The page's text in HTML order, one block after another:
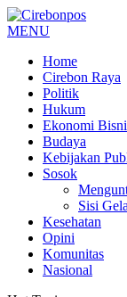
MENU
Home
Cirebon Raya
Politik
Hukum
Ekonomi
Budaya
Kebijakan
Sosok
Sisi
Kesehatan
Opini
Komunitas
Nasional